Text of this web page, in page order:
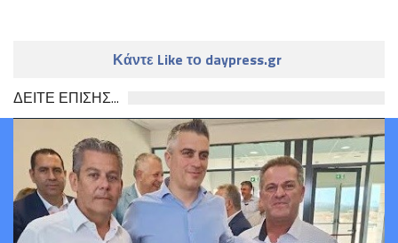
Κάντε Like το daypress.gr
ΔΕΙΤΕ ΕΠΙΣΗΣ...